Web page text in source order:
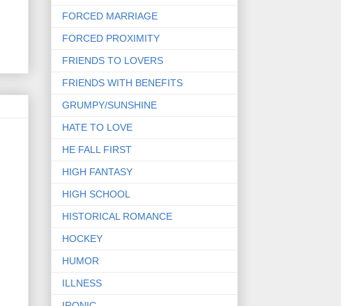
FORCED MARRIAGE
FORCED PROXIMITY
FRIENDS TO LOVERS
FRIENDS WITH BENEFITS
GRUMPY/SUNSHINE
HATE TO LOVE
HE FALL FIRST
HIGH FANTASY
HIGH SCHOOL
HISTORICAL ROMANCE
HOCKEY
HUMOR
ILLNESS